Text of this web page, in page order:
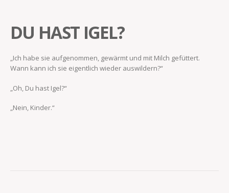
DU HAST IGEL?
„Ich habe sie aufgenommen, gewärmt und mit Milch gefüttert.
Wann kann ich sie eigentlich wieder auswildern?“
„Oh, Du hast Igel?“
„Nein, Kinder.“